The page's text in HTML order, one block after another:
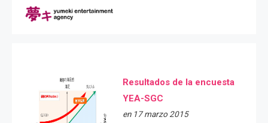
Resultados de la encuesta
YEA-SGC
en 17 marzo 2015